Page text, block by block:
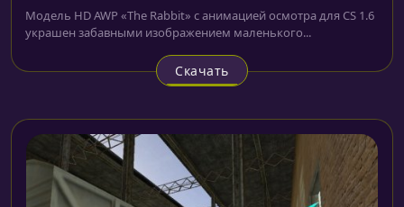
Модель HD AWP «The Rabbit» с анимацией осмотра для CS 1.6
украшен забавными изображением маленького...
Скачать